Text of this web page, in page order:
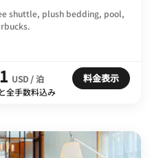
shuttle, plush bedding, pool,
USD / 泊
全手数料込み
料金表示